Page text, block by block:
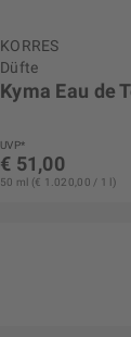
KORRES
Düfte
Kyma Eau de
UVP*
€ 51,00
50 ml (€ 1.020,00 / 1 l)